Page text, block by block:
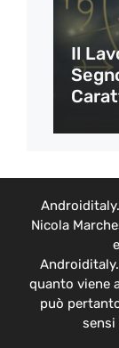
Il
Nicola
quanto viene
può
sensi